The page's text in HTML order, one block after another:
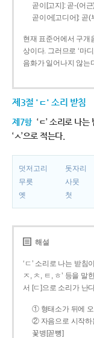
곧이[고지]: 곧-­(어
곧이어[고디어]: 곧(
현재 표준어에서 구개
상이다. 그러므로 ‘마
음화가 일어나지 않는
제3절 'ㄷ' 소리 받침
제7항 ‘ㄷ’ 소리로 나
‘ㅅ’으로 적는다.
덧저고리 돗자리
무릇
사뭇
옛
첫
해설
‘ㄷ’ 소리로 나는 받침
ㅈ, ㅊ, ㅌ, ㅎ’ 등을 말
서 [ㄷ]으로 소리가 난
① 형태소가 뒤에 오
② 자음으로 시작하
꽃병[꼳뼝]